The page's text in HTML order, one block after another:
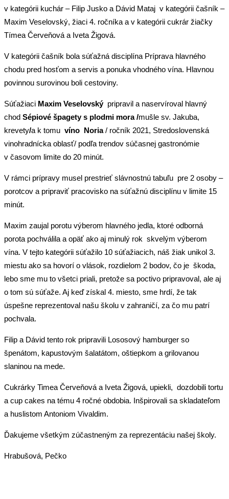
v kategórii kuchár – Filip Jusko a Dávid Mataj v kategórii čašník –
Maxim Veselovský, žiaci 4. ročníka a v kategórii cukrár žiačky
Tímea Červeňová a Iveta Žigová.
V kategórii čašník bola súťažná disciplína Príprava hlavného
chodu pred hosťom a servis a ponuka vhodného vína. Hlavnou
povinnou surovinou boli cestoviny.
Súťažiaci Maxim Veselovskýpripravil a naservíroval hlavný
chod Sépiové špagety s plodmi mora /mušle sv. Jakuba,
krevety/a k tomu víno Noria/ ročník 2021, Stredoslovenská
vinohradnícka oblasť/ podľa trendov súčasnej gastronómie
v časovom limite do 20 minút.
V rámci prípravy musel prestrieť slávnostnú tabuľu pre 2 osoby –
porotcov a pripraviť pracovisko na súťažnú disciplínu v limite 15
minút.
Maxim zaujal porotu výberom hlavného jedla, ktoré odborná
porota pochválila a opäť ako aj minulý rok skvelým výberom
vína. V tejto kategórii súťažilo 10 súťažiacich, náš žiak unikol 3.
miestu ako sa hovorí o vlások, rozdielom 2 bodov, čo je škoda,
lebo sme mu to všetci priali, pretože sa poctivo pripravoval, ale aj
o tom sú súťaže. Aj keď získal 4. miesto, sme hrdí, že tak
úspešne reprezentoval našu školu v zahraničí, za čo mu patrí
pochvala.
Filip a Dávid tento rok pripravili Lososový hamburger so
špenátom, kapustovým šalatátom, oštiepkom a grilovanou
slaninou na mede.
Cukrárky Timea Červeňová a Iveta Žigová, upiekli, dozdobili tortu
a cup cakes na tému 4 ročné obdobia. Inšpirovali sa skladateľom
a huslistom Antoniom Vivaldim.
Ďakujeme všetkým zúčastneným za reprezentáciu našej školy.
Hrabušová, Pečko